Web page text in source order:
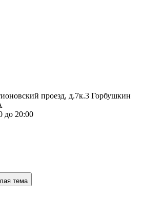
проезд, д.7к.3 Горбушкин
до 20:00
тема